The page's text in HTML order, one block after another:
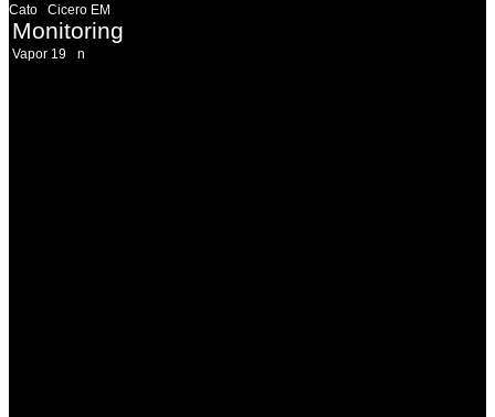
Cato
Cicero EM
Monitoring
Vapor 19 n